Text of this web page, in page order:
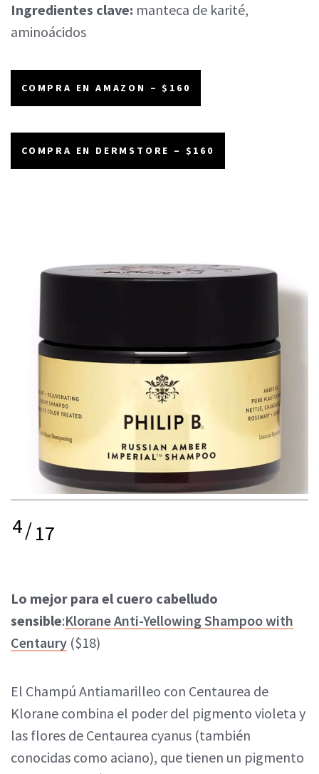
Ingredientes clave: manteca de karité,
aminoácidos
COMPRA EN AMAZON – $160
COMPRA EN DERMSTORE – $160
4/17
Lo mejor para el cuero cabelludo
sensible:Klorane Anti-Yellowing Shampoo with
Centaury ($18)
El Champú Antiamarilleo con Centaurea de
Klorane combina el poder del pigmento violeta y
las flores de Centaurea cyanus (también
conocidas como aciano), que tienen un pigmento